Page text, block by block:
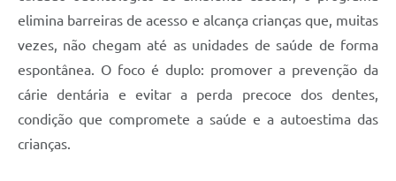
elimina barreiras de acesso e alcança crianças que, muitas
vezes, não chegam até as unidades de saúde de forma
espontânea. O foco é duplo: promover a prevenção da
cárie dentária e evitar a perda precoce dos dentes,
condição que compromete a saúde e a autoestima das
crianças.